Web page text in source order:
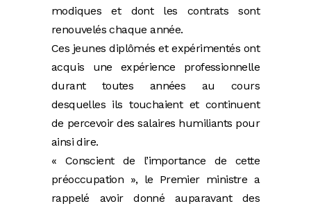
modiques et dont les contrats sont
renouvelés chaque année.
Ces jeunes diplômés et expérimentés ont
acquis une expérience professionnelle
durant toutes années au cours
desquelles ils touchaient et continuent
de percevoir des salaires humiliants pour
ainsi dire.
« Conscient de l’importance de cette
préoccupation », le Premier ministre a
rappelé avoir donné auparavant des